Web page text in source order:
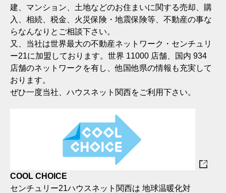
建、マンション、土地などのお住まいに関する売却、購
入、相続、税金、火災保険・地震保険等、不動産の事な
らなんなりとご相談下さい。
又、当社は世界最大の不動産ネットワーク・センチュリ
ー21に加盟しております。世界 11000 店舗、国内 934
店舗のネットワークを有し、他国他県の情報も充実して
おります。
ぜひ一度当社、ハウスネット関西をご利用下さい。
COOL CHOICE
センチュリー21ハウスネット関西は 地球温暖化対